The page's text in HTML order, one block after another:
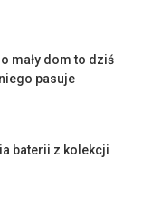
mały dom to dziś
pasuje
baterii z kolekcji